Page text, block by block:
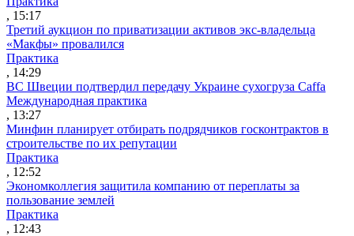
, 15:17
Третий аукцион по приватизации активов экс-владельца
«Макфы» провалился
Практика
, 14:29
ВС Швеции подтвердил передачу Украине сухогруза Caffa
Международная практика
, 13:27
Минфин планирует отбирать подрядчиков госконтрактов в
строительстве по их репутации
Практика
, 12:52
Экономколлегия защитила компанию от переплаты за
пользование землей
Практика
, 12:43